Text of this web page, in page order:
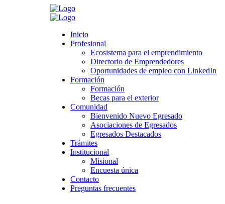
Inicio
Profesional
Ecosistema para el emprendimiento
Directorio de Emprendedores
Oportunidades de empleo con LinkedIn
Formación
Formación
Becas para el exterior
Comunidad
Bienvenido Nuevo Egresado
Asociaciones de Egresados
Egresados Destacados
Trámites
Institucional
Misional
Encuesta única
Contacto
Preguntas frecuentes
Ecosistema para el emprendimiento
Directorio de Emprendedores
Oportunidades de empleo con LinkedIn
Becas para el exterior
Bienvenido Nuevo Egresado
Asociaciones de Egresados
Egresados Destacados
Institucional
Encuesta única
Preguntas frecuentes
Universidad>Comunidad>Novedades Editoriales
Novedades Editoriales | Diciembre 2019
noviembre 25, 2019
Comunidad,Noticias boletín Egresados
Shihkakubi. Música étnica y
composición contemporánea